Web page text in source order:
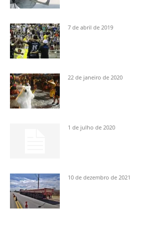
7 de abril de 2019
22 de janeiro de 2020
1 de julho de 2020
10 de dezembro de 2021